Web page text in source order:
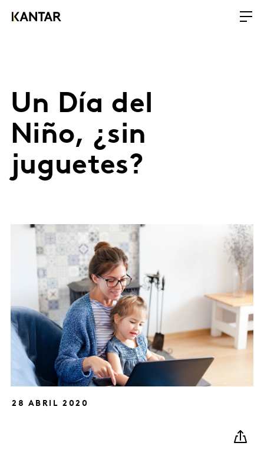
Un Día del
Niño, ¿sin
juguetes?
28 ABRIL 2020